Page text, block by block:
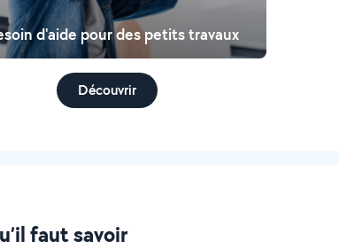
d'aide pour des petits travaux
Découvrir
faut savoir